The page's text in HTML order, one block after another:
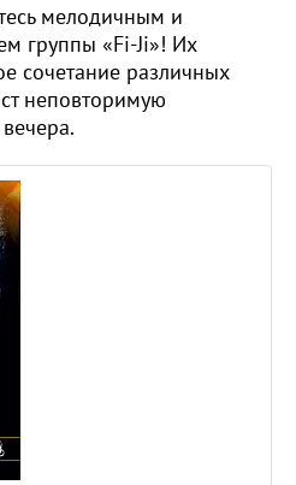
мелодичным и
группы «Fi-Ji»! Их
сочетание различных
неповторимую